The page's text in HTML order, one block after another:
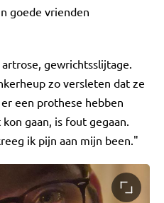
goede vrienden
gewrichtsslijtage.
zo versleten dat ze
een prothese hebben
gaan, is fout gegaan.
ik pijn aan mijn been."